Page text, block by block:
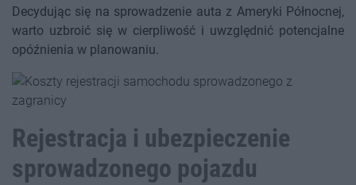
Decydując się na sprowadzenie auta z Ameryki Północnej,
warto uzbroić się w cierpliwość i uwzględnić potencjalne
opóźnienia w planowaniu.
Rejestracja i ubezpieczenie
sprowadzonego pojazdu